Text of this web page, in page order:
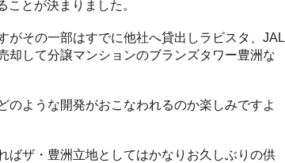
とが決まりました。
がその一部はすでに他社へ貸出しラビスタ、JAL
却して分譲マンションのブランズタワー豊洲な
ような開発がおこなわれるのか楽しみですよ
ばザ・豊洲立地としてはかなりお久しぶりの供